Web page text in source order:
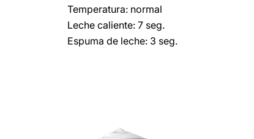
Temperatura: normal
Leche caliente: 7 seg.
Espuma de leche: 3 seg.